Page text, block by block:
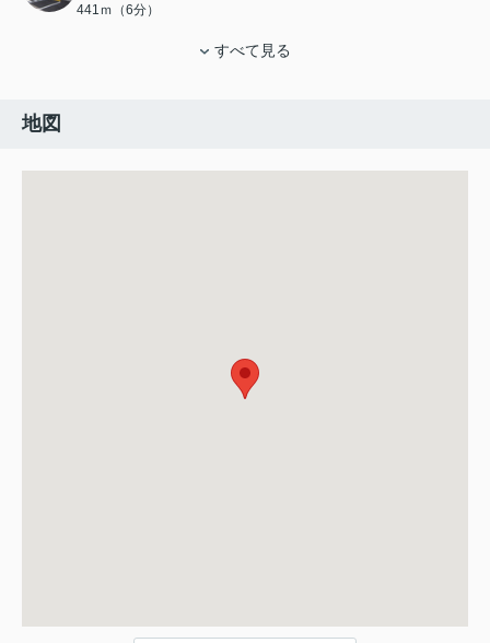
441ｍ（6分）
すべて見る
地図